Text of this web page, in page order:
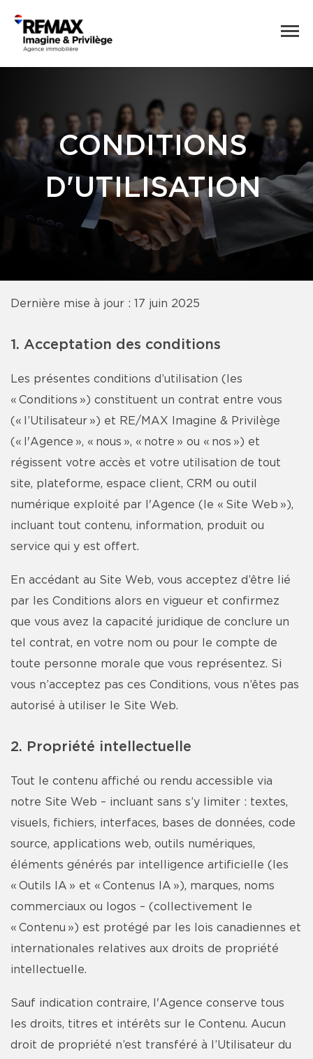
CONDITIONS
D'UTILISATION
Dernière mise à jour : 17 juin 2025
1. Acceptation des conditions
Les présentes conditions d’utilisation (les
« Conditions ») constituent un contrat entre vous
(« l’Utilisateur ») et RE/MAX Imagine & Privilège
(« l'Agence », « nous », « notre » ou « nos ») et
régissent votre accès et votre utilisation de tout
site, plateforme, espace client, CRM ou outil
numérique exploité par l'Agence (le « Site Web »),
incluant tout contenu, information, produit ou
service qui y est offert.
En accédant au Site Web, vous acceptez d’être lié
par les Conditions alors en vigueur et confirmez
que vous avez la capacité juridique de conclure un
tel contrat, en votre nom ou pour le compte de
toute personne morale que vous représentez. Si
vous n’acceptez pas ces Conditions, vous n’êtes pas
autorisé à utiliser le Site Web.
2. Propriété intellectuelle
Tout le contenu affiché ou rendu accessible via
notre Site Web – incluant sans s’y limiter : textes,
visuels, fichiers, interfaces, bases de données, code
source, applications web, outils numériques,
éléments générés par intelligence artificielle (les
« Outils IA » et « Contenus IA »), marques, noms
commerciaux ou logos – (collectivement le
« Contenu ») est protégé par les lois canadiennes et
internationales relatives aux droits de propriété
intellectuelle.
Sauf indication contraire, l'Agence conserve tous
les droits, titres et intérêts sur le Contenu. Aucun
droit de propriété n’est transféré à l’Utilisateur du